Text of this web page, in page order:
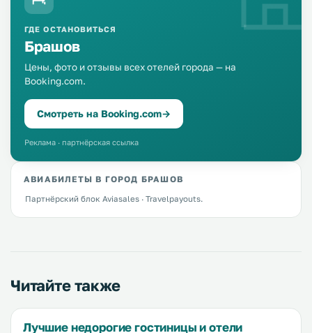
ГДЕ ОСТАНОВИТЬСЯ
Брашов
Цены, фото и отзывы всех отелей города — на
Booking.com.
Смотреть на Booking.com→
Реклама · партнёрская ссылка
АВИАБИЛЕТЫ В ГОРОД БРАШОВ
Партнёрский блок Aviasales · Travelpayouts.
Читайте также
Лучшие недорогие гостиницы и отели